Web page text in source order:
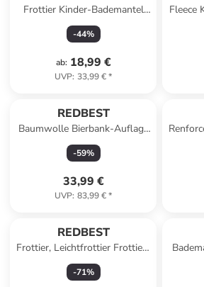
Frottier Kinder-Bademantel
mit Kapuze Chicago in fuchsia
-44%
ab: 18,99 €
UVP: 33,99 €*
Fleece
REDBEST
Baumwolle Bierbank-Auflage
2er-Pack Seattle in grau
-59%
33,99 €
UVP: 83,99 €*
REDBEST
Frottier, Leichtfrottier Frottier-
Set 20-tlg. Oceanside in
anthrazit
-71%